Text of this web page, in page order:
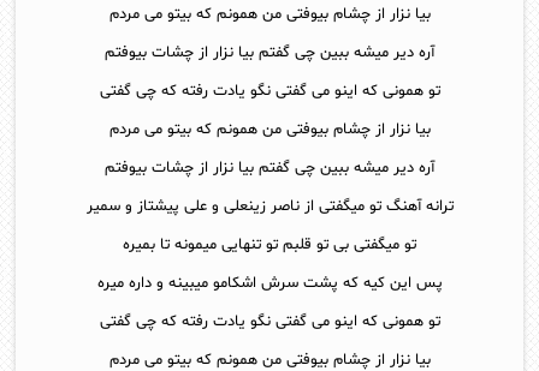
بیا نزار از چشام بیوفتی من همونم که بیتو می مردم
آره دیر میشه ببین چی گفتم بیا نزار از چشات بیوفتم
تو همونی که اینو می گفتی نگو یادت رفته که چی گفتی
بیا نزار از چشام بیوفتی من همونم که بیتو می مردم
آره دیر میشه ببین چی گفتم بیا نزار از چشات بیوفتم
ترانه آهنگ تو میگفتی از ناصر زینعلی و علی پیشتاز و سمیر
تو میگفتی بی تو قلبم تو تنهایی میمونه تا بمیره
پس این کیه که پشت سرش اشکامو میبینه و داره میره
تو همونی که اینو می گفتی نگو یادت رفته که چی گفتی
بیا نزار از چشام بیوفتی من همونم که بیتو می مردم